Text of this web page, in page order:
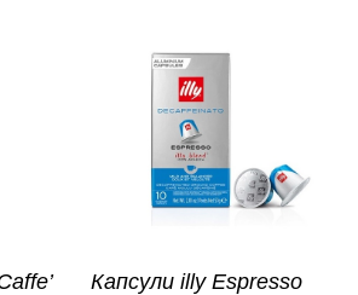
Капсули illy Espresso